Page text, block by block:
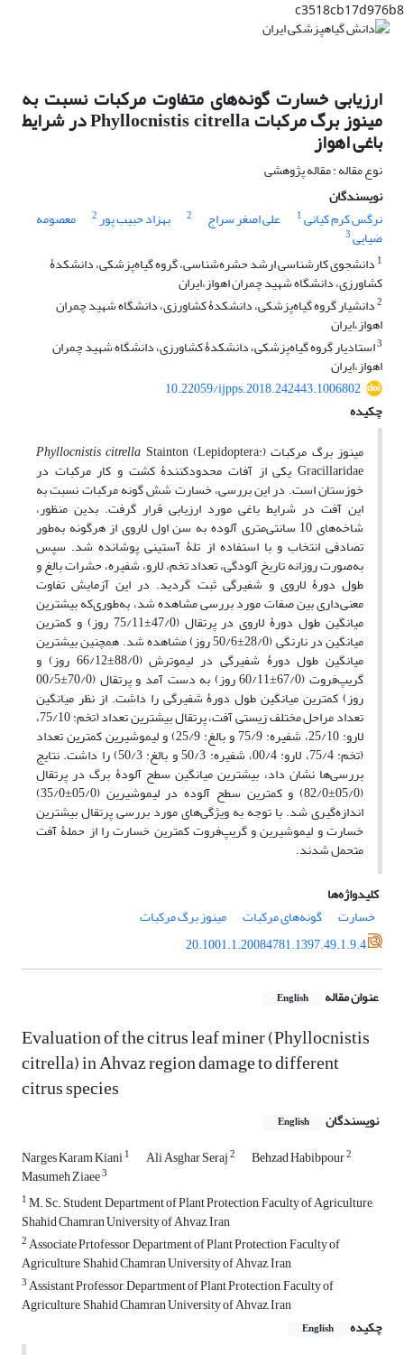
c3518cb17d976b8
ارزیابی خسارت گونه‌های متفاوت مرکبات نسبت به
مینوز برگ مرکبات Phyllocnistis citrella در شرایط
باغی اهواز
نوع مقاله : مقاله پژوهشی
نویسندگان
نرگس کرم کیانی1 علی اصغر سراج 2 بهزاد حبیب پور2 معصومه
ضیایی3
1 دانشجوی کارشناسی ارشد حشره‌شناسی، گروه گیاه‌پزشکی، دانشکدۀ
کشاورزی، دانشگاه شهید چمران اهواز،ایران
2دانشیار گروه گیاه‌پزشکی، دانشکدۀ کشاورزی، دانشگاه شهید چمران
اهواز،ایران
3استادیار گروه گیاه‌پزشکی، دانشکدۀ کشاورزی، دانشگاه شهید چمران
اهواز،ایران
10.22059/ijpps.2018.242443.1006802
چکیده
مینوز برگ مرکبات (
Phyllocnistis citrella Stainton (Lepidoptera:
Gracillaridae یکی از آفات محدودکنندۀ کشت و کار مرکبات در
خوزستان است. در این بررسی، خسارت شش گونه مرکبات نسبت به
این آفت در شرایط باغی مورد ارزیابی قرار گرفت. بدین منظور،
شاخه‌های 10 سانتی‌متری آلوده به سن اول لاروی از هرگونه به‌طور
تصادفی انتخاب و با استفاده از تلۀ آستینی پوشانده شد. سپس
به‌صورت روزانه تاریخ آلودگی، تعداد تخم، لارو، شفیره، حشرات بالغ و
طول دورۀ لاروی و شفیرگی ثبت گردید. در این آزمایش تفاوت
معنی‌داری بین صفات مورد بررسی مشاهده شد، به‌طوری‌که بیشترین
میانگین طول دورۀ لاروی در پرتقال (47/0±75/11 روز) و کمترین
میانگین در نارنگی (28/0±50/6 روز) مشاهده شد. همچنین بیشترین
میانگین طول دورۀ شفیرگی در لیموترش (88/0±66/12 روز) و
گریپ‌فروت (67/0±60/11 روز) به دست آمد و پرتقال (70/0±00/5
روز) کمترین میانگین طول دورۀ شفیرگی را داشت. از نظر میانگین
تعداد مراحل مختلف زیستی آفت، پرتقال بیشترین تعداد (تخم: 75/10،
لارو: 25/10، شفیره: 75/9 و بالغ: 25/9) و لیموشیرین کمترین تعداد
(تخم: 75/4، لارو: 00/4، شفیره: 50/3 و بالغ: 50/3) را داشت. نتایج
بررسی‌ها نشان داد، بیشترین میانگین سطح آلودۀ برگ در پرتقال
(05/0±82/0) و کمترین سطح آلوده در لیموشیرین (05/0±35/0)
اندازه‌گیری شد. با توجه به ویژگی‌های مورد بررسی پرتقال بیشترین
خسارت و لیموشیرین و گریپ‌فروت کمترین خسارت را از حملۀ آفت
متحمل شدند.
کلیدواژه‌ها
خسارت
گونه‌های مرکبات
مینوز برگ مرکبات
20.1001.1.20084781.1397.49.1.9.4
عنوان مقاله English
Evaluation of the citrus leaf miner (Phyllocnistis
citrella) in Ahvaz region damage to different
citrus species
نویسندگان English
Narges Karam Kiani1 Ali Asghar Seraj2 Behzad Habibpour2
Masumeh Ziaee3
1M. Sc. Student, Department of Plant Protection, Faculty of Agriculture,
Shahid Chamran University of Ahvaz, Iran
2Associate Prtofessor, Department of Plant Protection, Faculty of
Agriculture, Shahid Chamran University of Ahvaz, Iran
3Assistant Professor, Department of Plant Protection, Faculty of
Agriculture, Shahid Chamran University of Ahvaz, Iran
چکیده
English